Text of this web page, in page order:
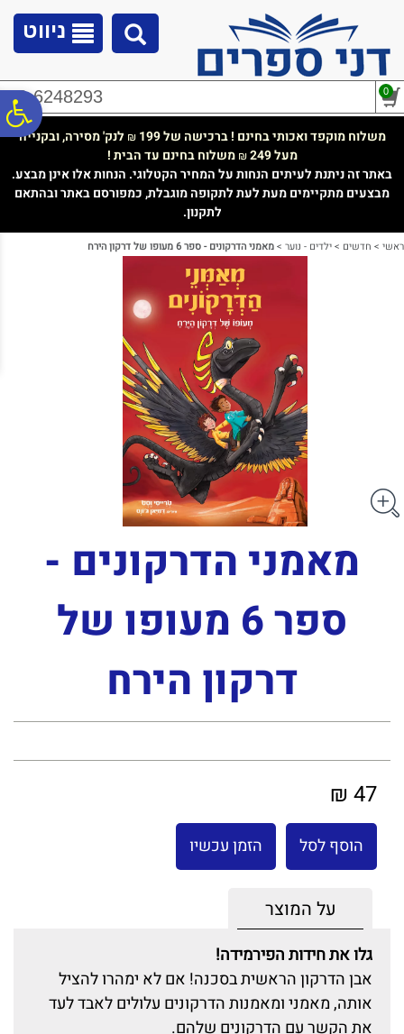
נגישות
ניווט
02-6248293 0
משלוח מוקפד ואכותי בחינם ! ברכישה של 199 ₪ לנק' מסירה, ובקנייה
מעל 249
₪משלוח בחינם עד הבית !
באתר זה ניתנת לעיתים הנחות על המחיר הקטלוגי. הנחות אלו אינן מבצע.
מבצעים מתקיימים מעת לעת לתקופה מוגבלת, כמפורסם באתר ובהתאם
לתקנון.
ראשי > חדשים >ילדים - נוער >מאמני הדרקונים - ספר 6 מעופו של דרקון הירח
מאמני הדרקונים -
ספר 6 מעופו של
דרקון הירח
47 ₪
הוסף לסל הזמן עכשיו
על המוצר
גלו את חידות הפירמידה!
אבן הדרקון הראשית בסכנה! אם לא ימהרו להציל
אותה, מאמני ומאמנות הדרקונים עלולים לאבד לעד
את הקשר עם הדרקונים שלהם.